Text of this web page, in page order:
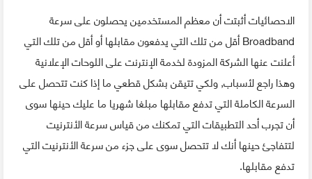
الاحصائيات أثبتت أن معظم المستخدمين يحصلون على سرعة
Broadband أقل من تلك التي يدفعون مقابلها أو أقل من تلك التي
أعلنت عنها الشركة المزودة لخدمة الإنترنت على اللوحات الإعلانية
وهذا راجع لأسباب, ولكي تتيقن بشكل قطعي ما إذا كنت تتحصل على
السرعة الكاملة التي تدفع مقابلها مبلغا شهريا ما عليك حينها سوى
أن تجرب أحد التطبيقات التي تمكنك من قياس سرعة الأنترنيت
لتتفاجئ حينها أنك لا تتحصل سوى على جزء من سرعة الأنترنيت التي
تدفع مقابلها.